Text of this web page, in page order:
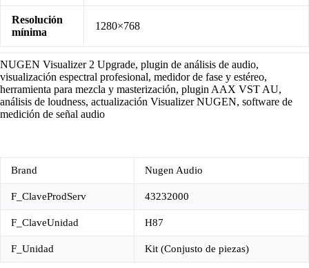
Resolución
mínima
1280×768
NUGEN Visualizer 2 Upgrade, plugin de análisis de audio,
visualización espectral profesional, medidor de fase y estéreo,
herramienta para mezcla y masterización, plugin AAX VST AU,
análisis de loudness, actualización Visualizer NUGEN, software de
medición de señal audio
Brand Nugen Audio
F_ClaveProdServ 43232000
F_ClaveUnidad H87
F_Unidad Kit (Conjusto de piezas)